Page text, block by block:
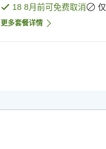
18 8月前可免费取消
更多套餐详情